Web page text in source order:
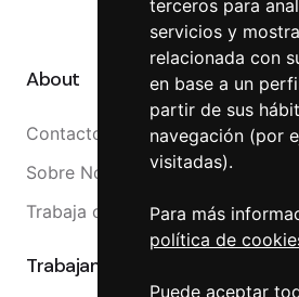
terceros para
servicios y
relacionada con
en base a un
partir de sus
navegación (por
visitadas).
Para más
política de
Puede aceptar
About
Contacto
Sobre Nosotros
Trabaja con nosotros
Trabajamos con